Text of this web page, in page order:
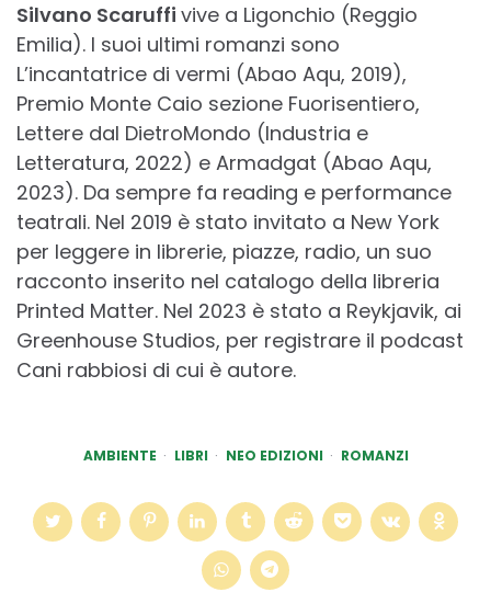
Silvano Scaruffi vive a Ligonchio (Reggio
Emilia). I suoi ultimi romanzi sono
L’incantatrice di vermi (Abao Aqu, 2019),
Premio Monte Caio sezione Fuorisentiero,
Lettere dal DietroMondo (Industria e
Letteratura, 2022) e Armadgat (Abao Aqu,
2023). Da sempre fa reading e performance
teatrali. Nel 2019 è stato invitato a New York
per leggere in librerie, piazze, radio, un suo
racconto inserito nel catalogo della libreria
Printed Matter. Nel 2023 è stato a Reykjavik, ai
Greenhouse Studios, per registrare il podcast
Cani rabbiosi di cui è autore.
AMBIENTE LIBRI NEO EDIZIONI ROMANZI